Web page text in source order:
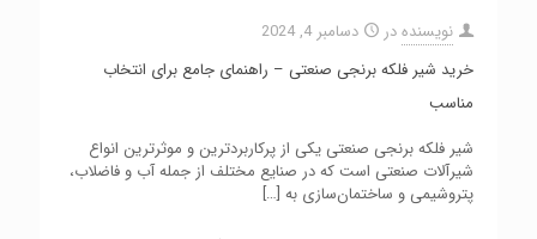
نویسندهدر
دسامبر 4, 2024
خرید شیر فلکه برنجی صنعتی – راهنمای جامع برای انتخاب
مناسب
شیر فلکه برنجی صنعتی یکی از پرکاربردترین و موثرترین انواع
شیرآلات صنعتی است که در صنایع مختلف از جمله آب و فاضلاب،
پتروشیمی و ساختمان‌سازی به […]